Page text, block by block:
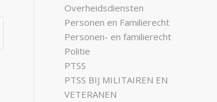
Overheidsdiensten
Personen en Familierecht
Personen- en familierecht
Politie
PTSS
PTSS BIJ MILITAIREN EN
VETERANEN